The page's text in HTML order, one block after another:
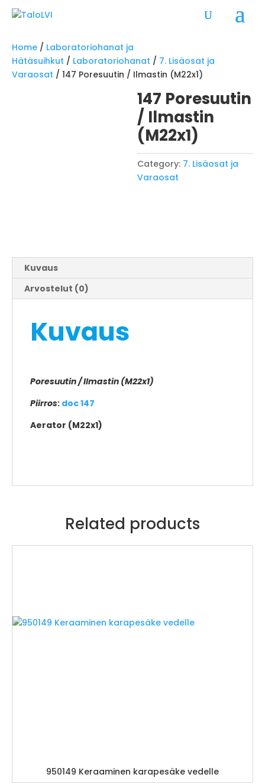
Home / Laboratoriohanat ja
Hätäsuihkut / Laboratoriohanat / 7. Lisäosat ja
Varaosat / 147 Poresuutin / Ilmastin (M22x1)
147 Poresuutin
/ Ilmastin
(M22x1)
Category: 7. Lisäosat ja
Varaosat
Kuvaus
Arvostelut (0)
Kuvaus
Poresuutin / Ilmastin (M22x1)
Piirros: doc 147
Aerator (M22x1)
Related products
950149 Keraaminen karapesäke vedelle